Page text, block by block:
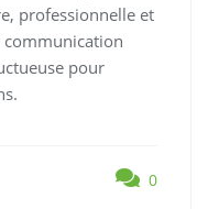
professionnelle et
communication
pour
0